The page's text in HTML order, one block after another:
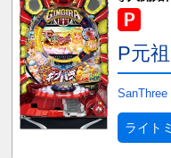
P元
SanThree
ライト